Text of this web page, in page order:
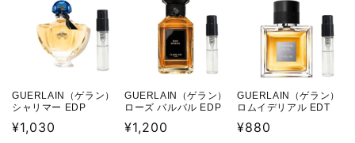
GUERLAIN（ゲラン）
シャリマー EDP
通
¥1,030
GUERLAIN（ゲラン）
ローズ バルバル EDP
通
¥1,200
GUERLAIN（ゲラン）
ロムイデリアル EDT
通
¥880